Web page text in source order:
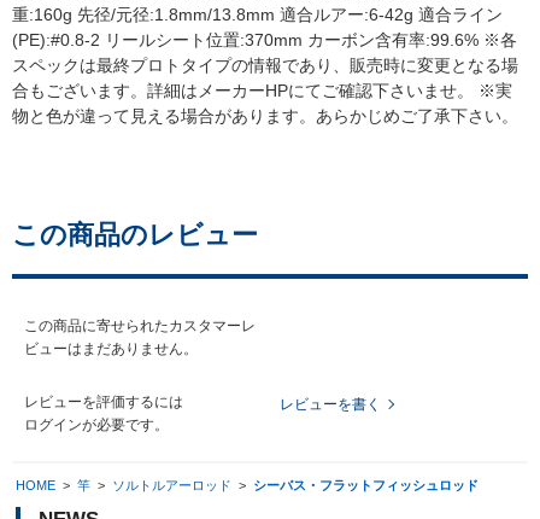
重:160g 先径/元径:1.8mm/13.8mm 適合ルアー:6-42g 適合ライン
(PE):#0.8-2 リールシート位置:370mm カーボン含有率:99.6% ※各
スペックは最終プロトタイプの情報であり、販売時に変更となる場
合もございます。詳細はメーカーHPにてご確認下さいませ。 ※実
物と色が違って見える場合があります。あらかじめご了承下さい。
この商品のレビュー
この商品に寄せられたカスタマーレ
ビューはまだありません。
レビューを評価するには
ログインが必要です。
レビューを書く
HOME > 竿 > ソルトルアーロッド > シーバス・フラットフィッシュロッド